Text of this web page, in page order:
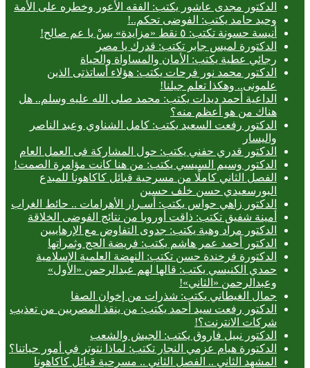
الدكتور مجدى عاشور يكتب: الفقه الأعور وخطره على الأمة
وحيد حامد يكتب: الفوضى تحكم..!
أنيسة حسونة تكتب: ٥ نقط «مزايدة» بسْ يا عم صالح!
الدكتورة لميس جابر تكتب: قدرك يا مصر
رجائي عطية يكتب: الأمان والمساواة والحياة
الدكتور محمد نور فرحات يكتب: هؤلاء أساتذتى الذين
علمونى.. وهكذا تعلم جيلنا!
الداعية أحمد ديدات يكتب: محمد صلى الله عليه وسلم.. هل
هناك من هو أعظم منه؟
الدكتور رفعت السعيد يكتب: كامل الشناوي وعبد الناصر
واليسار
الدكتور قدري حفني يكتب: حول المشاركة فى العمل العام
الدكتور وسيم السيسي يكتب: من هنا كانت مؤامرة الصمت!
الفصل الثاني كاملًا من مسرحية قبائل كاكاهونا للمبدع
البورسعيدي حسن خلف حسين
الدكتور زاهي حواس يكتب: أسـرار الأهرامات .. حائط الغراب
أمينة شفيق تكتب: ذاقت أوروبا من نتائج الفوضى الخلاقة
الدكتور مراد وهبة يكتب: جدوى التفاوض مع الإرهابيين
الدكتور أحمد عمر هاشم يكتب: فريضة الحج وثمراتها
الدكتورة فرخندة حسن تكتب: النهضة العلمية الإسلامية
حمدي الكنيسي يكتب: قالها لهم عبدالرحمن «الأول»
وعبدالرحمن «الثاني»!
جمال الغيطاني يكتب: شذرات من إخوان الصفا
الدكتور رفعت سيد أحمد يكتب: من ينقذ المصريين من تعذيب
شركات الانترنت؟!
الدكتور نبيل فاروق يكتب: الجيش والشعب
الدكتورة هيام عزمي النجار تكتب: لماذا نتوتر في أمور حياتنا؟
المشهد الثاني .. الفصل الثاني .. مسرحية قبائل كاكاهونا